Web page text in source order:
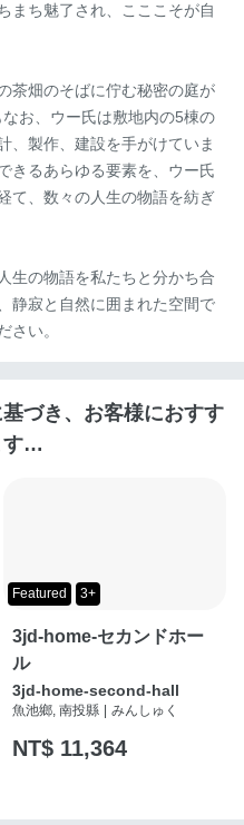
まち魅了され、こここそが自
茶畑のそばに佇む秘密の庭が
お、ウー氏は敷地内の5棟の
、製作、建設を手がけていま
きるあらゆる要素を、ウー氏
て、数々の人生の物語を紡ぎ
生の物語を私たちと分かち合
静寂と自然に囲まれた空間で
さい。
づき、お客様におすす
す…
Featured 3+
3jd-home-セカンドホー
ル
3jd-home-second-hall
魚池鄉, 南投縣 | みんしゅく
NT$ 11,364